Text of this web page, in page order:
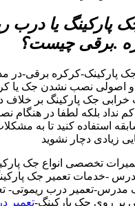
پارکینگ یا درب
.برقی چیست؟
پارکینک-کرکره برقی-در
اصولی نصب نشدن جک یا
جک پارکینگ بر خلاف
کم نداد بلکه لطفا در هنگام
استفاده کنید تا به
زیادی دچار نشوید
تخصصی انواع جک
-خدمات تعمیر جک
مدرس-تعمیر درب ریموتی-
بر روی جک پارکینگ-تعمیر